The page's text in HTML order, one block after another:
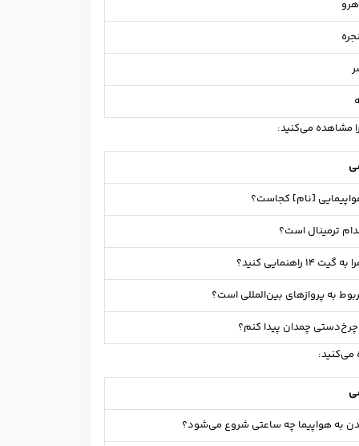
مشاهده می‌کنید:
[نام] کجاست؟
ترمینال است؟
راهنمایی کنید؟
به پروازهای بین‌المللی است؟
چمدان پیدا کنم؟
می‌کنید:
به هواپیما چه ساعتی شروع می‌شود؟